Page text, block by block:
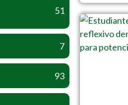
51
7
93